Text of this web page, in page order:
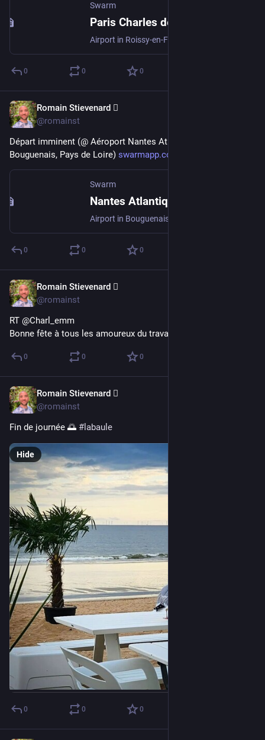
Swarm
Airport in Roissy-en-France, Île-de-France
0 0 0
Romain Stievenard 🫆
@romainst
Départ imminent (@ Aéroport Nantes Atlantique in
Bouguenais, Pays de Loire) swarmapp.com/c/10hll5H0KTp
Swarm
Airport in Bouguenais, Pays de la Loire
0 0 0
Romain Stievenard 🫆
@romainst
RT @Charl_emm
Bonne fête à tous les amoureux du travail !
0 0 0
Romain Stievenard 🫆
@romainst
Fin de journée 🌅 # labaule
Hide
0 0 0